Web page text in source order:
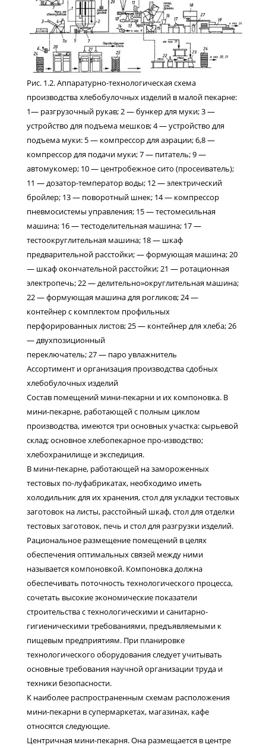
Рис. 1.2. Аппаратурно-технологическая схема
производства хлебобулочных изделий в малой пекарне:
1— разгрузочный рукав; 2 — бункер для муки; 3 —
устройство для подъема мешков; 4 — устройство для
подъема муки: 5 — компрессор для аэрации; 6,8 —
компрессор для подачи муки; 7 — питатель; 9 —
автомукомер; 10 — центробежное сито (просеиватель);
11 — дозатор-температор воды; 12 — электрический
бройлер; 13 — поворотный шнек; 14 — компрессор
пневмосистемы управления; 15 — тестомесильная
машина; 16 — тестоделительная машина; 17 —
тестоокруглительная машина; 18 — шкаф
предварительной расстойки; — формующая машина; 20
— шкаф окончательной расстойки; 21 — ротационная
электропечь; 22 — делительно»округлительная машина;
22 — формующая машина для рогликов; 24 —
контейнер с комплектом профильных
перфорированных листов; 25 — контейнер для хлеба; 26
— двухпозиционный
переключатель; 27 — паро увлажнитель
Ассортимент и организация производства сдобных
хлебобулочных изделий
Состав помещений мини-пекарни и их компоновка. В
мини-пекарне, работающей с полным циклом
производства, имеются три основных участка: сырьевой
склад; основное хлебопекарное про-изводство;
хлебохранилище и экспедиция.
В мини-пекарне, работающей на замороженных
тестовых по-луфабрикатах, необходимо иметь
холодильник для их хранения, стол для укладки тестовых
заготовок на листы, расстойный шкаф, стол для отделки
тестовых заготовок, печь и стол для разгрузки изделий.
Рациональное размещение помещений в целях
обеспечения оптимальных связей между ними
называется компоновкой. Компоновка должна
обеспечивать поточность технологического процесса,
сочетать высокие экономические показатели
строительства с технологическими и санитарно-
гигиеническими требованиями, предъявляемыми к
пищевым предприятиям. При планировке
технологического оборудования следует учитывать
основные требования научной организации труда и
техники безопасности.
К наиболее распространенным схемам расположения
мини-пекарни в супермаркетах, магазинах, кафе
относятся следующие.
Центричная мини-пекарня. Она размещается в центре